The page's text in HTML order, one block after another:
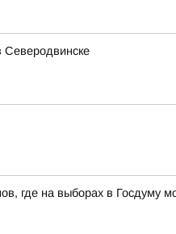
Северодвинске
где на выборах в Госдуму